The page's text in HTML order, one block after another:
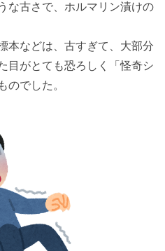
な古さで、ホルマリン漬けの
本などは、古すぎて、大部分
目がとても恐ろしく「怪奇シ
のでした。